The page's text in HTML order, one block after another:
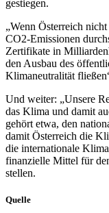
gestiegen.
„Wenn Österreich
CO2-Emissionen
Zertifikate in
den Ausbau des
Klimaneutralität
Und weiter: „Unsere
das Klima und damit
gehört etwa, den
damit Österreich die
die internationale
finanzielle Mittel für
stellen.
Quelle